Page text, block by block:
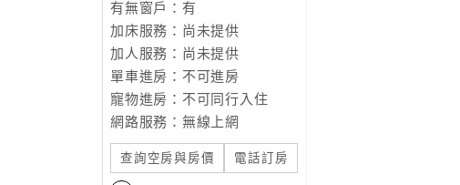
有無窗戶：有
加床服務：尚未提供
加人服務：尚未提供
單車進房：不可進房
寵物進房：不可同行入住
網路服務：無線上網
查詢空房與房價 電話訂房